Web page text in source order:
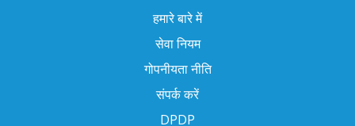
हमारे बारे में
सेवा नियम
गोपनीयता नीति
संपर्क करें
DPDP